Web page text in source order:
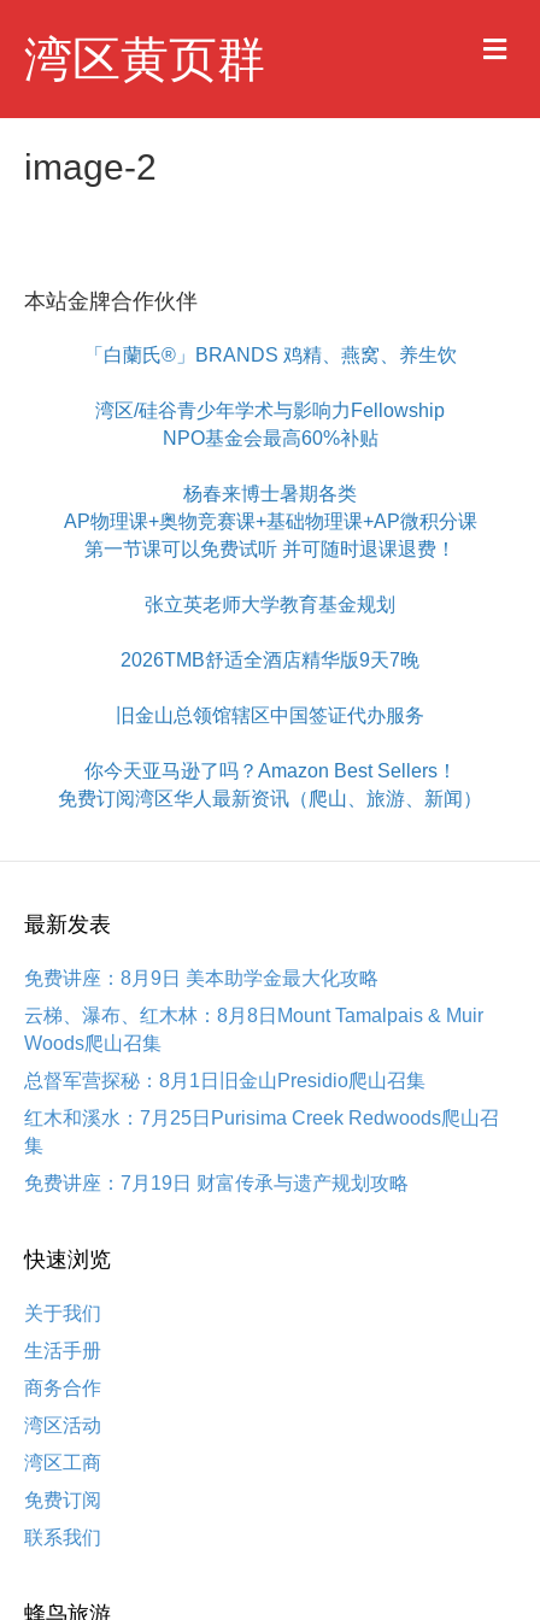
湾区黄页群 M
e
u
image-2
本站金牌合作伙伴
「白蘭氏®」BRANDS 鸡精、燕窝、养生饮
湾区/硅谷青少年学术与影响力Fellowship
NPO基金会最高60%补贴
杨春来博士暑期各类
AP物理课+奥物竞赛课+基础物理课+AP微积分课
第一节课可以免费试听 并可随时退课退费！
张立英老师大学教育基金规划
2026TMB舒适全酒店精华版9天7晚
旧金山总领馆辖区中国签证代办服务
你今天亚马逊了吗？Amazon Best Sellers！
免费订阅湾区华人最新资讯（爬山、旅游、新闻）
最新发表
免费讲座：8月9日 美本助学金最大化攻略
云梯、瀑布、红木林：8月8日Mount Tamalpais & Muir
Woods爬山召集
总督军营探秘：8月1日旧金山Presidio爬山召集
红木和溪水：7月25日Purisima Creek Redwoods爬山召
集
免费讲座：7月19日 财富传承与遗产规划攻略
快速浏览
关于我们
生活手册
商务合作
湾区活动
湾区工商
免费订阅
联系我们
蜂鸟旅游